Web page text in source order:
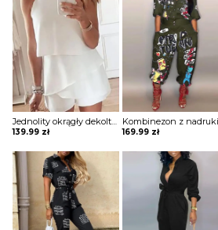
Jednolity okrągły dekolt ruffles casual romper kombinezon Yanina
139.99 zł 169.99 zł